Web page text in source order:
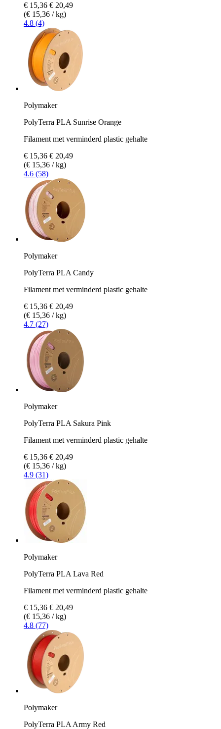
€ 15,36 € 20,49
(€ 15,36 / kg)
4.8 (4)
Polymaker
PolyTerra PLA Sunrise Orange
Filament met verminderd plastic gehalte
€ 15,36 € 20,49
(€ 15,36 / kg)
4.6 (58)
Polymaker
PolyTerra PLA Candy
Filament met verminderd plastic gehalte
€ 15,36 € 20,49
(€ 15,36 / kg)
4.7 (27)
Polymaker
PolyTerra PLA Sakura Pink
Filament met verminderd plastic gehalte
€ 15,36 € 20,49
(€ 15,36 / kg)
4.9 (31)
Polymaker
PolyTerra PLA Lava Red
Filament met verminderd plastic gehalte
€ 15,36 € 20,49
(€ 15,36 / kg)
4.8 (77)
Polymaker
PolyTerra PLA Army Red